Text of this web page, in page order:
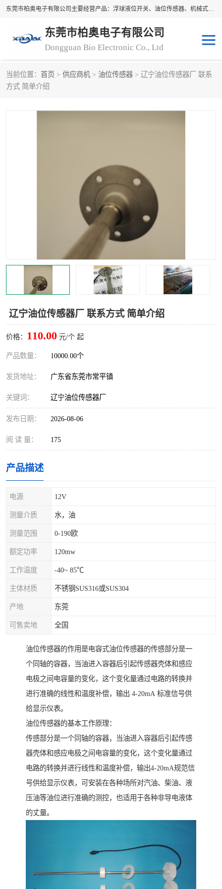
东莞市柏奥电子有限公司主要经营产品：浮球液位开关、油位传感器、机械式油表、浮球液位计、水位控制浮球阀、料位开关，水流开关、油水位控制配套仪表等。柏奥电子，您可信赖的合作伙伴
东莞市柏奥电子有限公司
Dongguan Bio Electronic Co., Ltd
当前位置： 首页 > 供应商机 > 油位传感器 > 辽宁油位传感器厂 联系
方式 简单介绍
辽宁油位传感器厂 联系方式 简单介绍
价格： 110.00 元/个 起
产品数量： 10000.00个
发货地址： 广东省东莞市常平镇
关键词： 辽宁油位传感器厂
发布日期： 2026-08-06
阅 读 量： 175
产品描述
电源 12V
测量介质 水，油
测量范围 0-190欧
额定功率 120mw
工作温度 -40~ 85℃
主体材质 不锈钢SUS316或SUS304
产地 东莞
可售卖地 全国
油位传感器的作用是电容式油位传感器的传感部分是一
个同轴的容器，当油进入容器后引起传感器壳体和感应
电极之间电容量的变化，这个变化量通过电路的转换并
进行准确的线性和温度补偿，输出 4-20mA 标准信号供
给显示仪表。
油位传感器的基本工作原理：
传感部分是一个同轴的容器，当油进入容器后引起传感
器壳体和感应电极之间电容量的变化，这个变化量通过
电路的转换并进行线性和温度补偿，输出4-20mA规范信
号供给显示仪表，可安装在各种场所对汽油、柴油、液
压油等油位进行准确的测控，也适用于各种非导电液体
的丈量。
浮球液位开关
机械式油表 水流开关
转速表